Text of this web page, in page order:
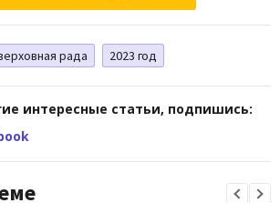
рада 2023 год
интересные статьи, подпишись: